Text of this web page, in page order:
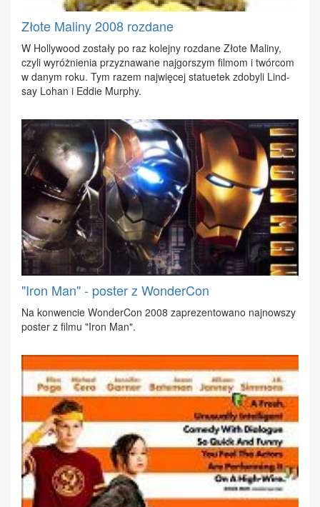
Złote Maliny 2008 rozdane
W Hol­ly­wo­od zo­sta­ły po raz ko­lej­ny roz­da­ne Zło­te Ma­li­ny,
czy­li wy­róż­nie­nia przy­zna­wa­ne naj­gor­szym fil­mom i twór­com
w da­nym ro­ku. Tym ra­zem naj­wię­cej sta­tu­etek zdo­by­li Lind­
say Lo­han i Ed­die Mur­phy.
"Iron Man" - poster z WonderCon
Na kon­wen­cie Won­der­Con 2008 za­pre­zen­to­wa­no naj­now­szy
po­ster z fil­mu "Iron Man".